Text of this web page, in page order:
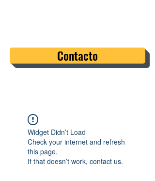
Contacto
Widget Didn’t Load
Check your internet and refresh
this page.
If that doesn’t work, contact us.